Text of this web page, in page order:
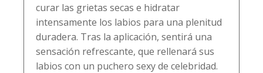
curar las grietas secas e hidratar
intensamente los labios para una plenitud
duradera. Tras la aplicación, sentirá una
sensación refrescante, que rellenará sus
labios con un puchero sexy de celebridad.